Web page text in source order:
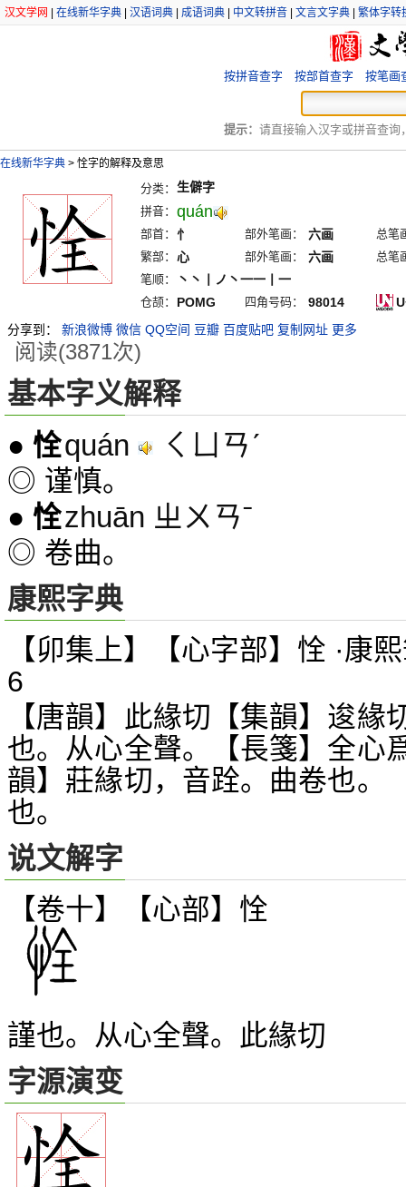
汉文学网 在线新华字典 汉语词典 成语词典 中文转拼音 文言文字典 繁体字转
按拼音查字 按部首查字 按笔画
提示： 请直接输入汉字或拼音查询
在线新华字典 > 恮字的解释及意思
分类： 生僻字
拼音： quán
部首： 忄 部外笔画： 六画
总笔
繁部： 心 部外笔画： 六画
总笔
笔顺：
丶丶丨ノ丶一一丨一
仓颉： POMG 四角号码： 98014
分享到：
新浪微博 微信 QQ空间 豆瓣 百度贴吧 复制网址 更多
阅读(3871次)
基本字义解释
● 恮quán ㄑㄩㄢˊ
◎ 谨慎。
● 恮zhuān ㄓㄨㄢˉ
◎ 卷曲。
康熙字典
【卯集上】【心字部】恮 ·康
6
【唐韻】此緣切【集韻】逡緣
也。从心全聲。【長箋】全
韻】莊緣切，音跧。曲卷也
也。
说文解字
【卷十】【心部】 恮
謹也。从心全聲。此緣切
字源演变